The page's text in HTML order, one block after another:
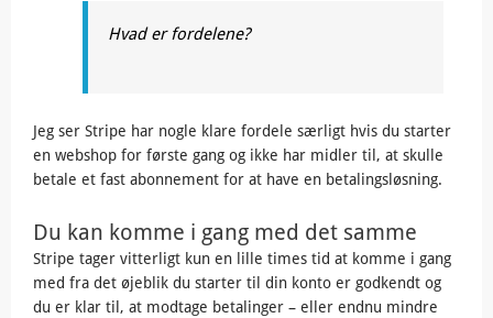
Hvad er fordelene?
Jeg ser Stripe har nogle klare fordele særligt hvis du starter
en webshop for første gang og ikke har midler til, at skulle
betale et fast abonnement for at have en betalingsløsning.
Du kan komme i gang med det samme
Stripe tager vitterligt kun en lille times tid at komme i gang
med fra det øjeblik du starter til din konto er godkendt og
du er klar til, at modtage betalinger – eller endnu mindre